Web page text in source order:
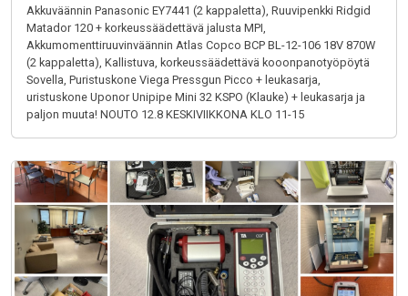
Akkuväännin Panasonic EY7441 (2 kappaletta), Ruuvipenkki Ridgid
Matador 120 + korkeussäädettävä jalusta MPI,
Akkumomenttiruuvinväännin Atlas Copco BCP BL-12-106 18V 870W
(2 kappaletta), Kallistuva, korkeussäädettävä kooonpanotyöpöytä
Sovella, Puristuskone Viega Pressgun Picco + leukasarja,
uristuskone Uponor Unipipe Mini 32 KSPO (Klauke) + leukasarja ja
paljon muuta! NOUTO 12.8 KESKIVIIKKONA KLO 11-15